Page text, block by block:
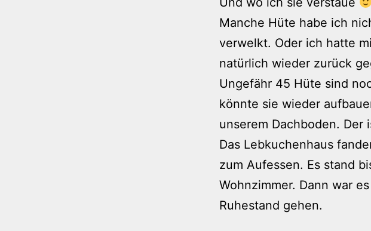
Manche Hüte habe ich
verwelkt. Oder ich hatte
natürlich wieder zurück
Ungefähr 45 Hüte sind
könnte sie wieder
unserem Dachboden.
Das Lebkuchenhaus
zum Aufessen. Es stand
Wohnzimmer. Dann war
Ruhestand gehen.